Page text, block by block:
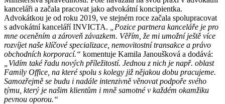
kanceláři a začala pracovat jako advokátní koncipientka.
Advokátkou je od roku 2019, ve stejném roce začala spolupracovat
s advokátní kanceláří INVICTA.
„Pozice partnera kanceláře je pro
mne oceněním a zároveň závazkem. Věřím, že mi umožní ještě více
rozvíjet naše klíčové specializace, nemovitostní transakce a právo
obchodních korporací.“ komentuje Kamila Janoušková a dodává:
„Vidím také řadu nových příležitostí. Jednou z nich je např. oblast
Family Office, na které spolu s kolegy již nějakou dobu pracujeme.
Samozřejmě se budu i nadále intenzivně věnovat podpoře svého
týmu, který je našim klientům i mně samotné v každém okamžiku
pevnou oporou.“